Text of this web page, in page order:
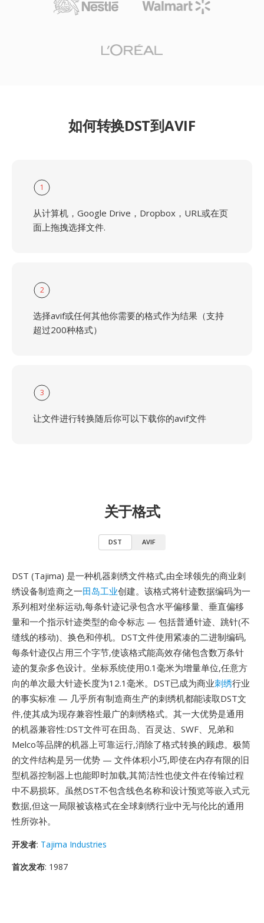
如何转换DST到AVIF
1
从计算机，Google Drive，Dropbox，URL或在页
面上拖拽选择文件.
2
选择avif或任何其他你需要的格式作为结果（支持
超过200种格式）
3
让文件进行转换随后你可以下载你的avif文件
关于格式
DST AVIF
DST (Tajima) 是一种机器刺绣文件格式,由全球领先的商业刺
绣设备制造商之一田岛工业创建。该格式将针迹数据编码为一
系列相对坐标运动,每条针迹记录包含水平偏移量、垂直偏移
量和一个指示针迹类型的命令标志 — 包括普通针迹、跳针(不
缝线的移动)、换色和停机。DST文件使用紧凑的二进制编码,
每条针迹仅占用三个字节,使该格式能高效存储包含数万条针
迹的复杂多色设计。坐标系统使用0.1毫米为增量单位,任意方
向的单次最大针迹长度为12.1毫米。DST已成为商业刺绣行业
的事实标准 — 几乎所有制造商生产的刺绣机都能读取DST文
件,使其成为现存兼容性最广的刺绣格式。其一大优势是通用
的机器兼容性:DST文件可在田岛、百灵达、SWF、兄弟和
Melco等品牌的机器上可靠运行,消除了格式转换的顾虑。极简
的文件结构是另一优势 — 文件体积小巧,即使在内存有限的旧
型机器控制器上也能即时加载,其简洁性也使文件在传输过程
中不易损坏。虽然DST不包含线色名称和设计预览等嵌入式元
数据,但这一局限被该格式在全球刺绣行业中无与伦比的通用
性所弥补。
开发者: Tajima Industries
首次发布: 1987